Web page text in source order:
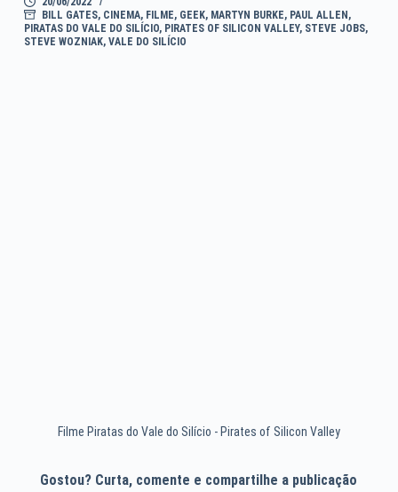
BILL GATES, CINEMA, FILME, GEEK, MARTYN BURKE, PAUL ALLEN ,
PIRATAS DO VALE DO SILÍCIO, PIRATES OF SILICON VALLEY, STEVE JOBS,
STEVE WOZNIAK, VALE DO SILÍCIO
Filme Piratas do Vale do Silício - Pirates of Silicon Valley
Gostou? Curta, comente e compartilhe a publicação